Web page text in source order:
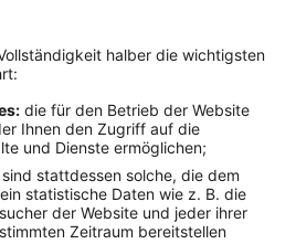
halber die wichtigsten
die für den Betrieb der Website
Ihnen den Zugriff auf die
und Dienste ermöglichen;
sind stattdessen solche, die dem
statistische Daten wie z. B. die
der Website und jeder ihrer
Zeitraum bereitstellen